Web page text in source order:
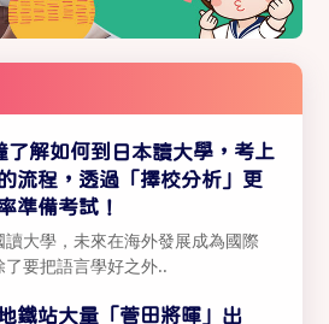
了解如何到日本讀大學，考上
流程，透過「擇校分析」更
準備考試！
讀大學，未來在海外發展成為國際
了要把語言學好之外..
鐵站大量「菅田將暉」出